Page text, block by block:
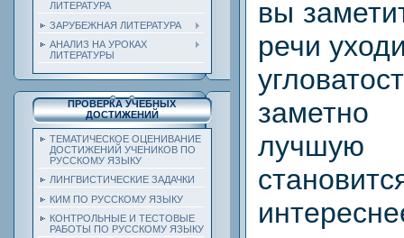
ЛИТЕРАТУРА
ЗАРУБЕЖНАЯ ЛИТЕРАТУРА
АНАЛИЗ НА УРОКАХ
ЛИТЕРАТУРЫ
ПРОВЕРКА УЧЕБНЫХ
ДОСТИЖЕНИЙ
ТЕМАТИЧЕСКОЕ ОЦЕНИВАНИЕ
ДОСТИЖЕНИЙ УЧЕНИКОВ ПО
РУССКОМУ ЯЗЫКУ
ЛИНГВИСТИЧЕСКИЕ ЗАДАЧКИ
КИМ ПО РУССКОМУ ЯЗЫКУ
КОНТРОЛЬНЫЕ И ТЕСТОВЫЕ
РАБОТЫ ПО РУССКОМУ ЯЗЫКУ
вы
речи
лучшую